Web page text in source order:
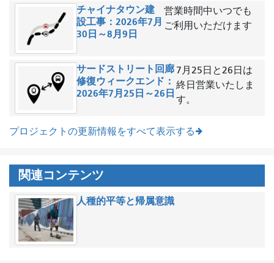
チャイナタウン建
設工事：2026年7月
30日～8月9日
営業時間中いつでも
ご利用いただけます
サードストリート回廊
修復ウィークエンド：
2026年7月25日～26日
7月25日と26日は
終日営業いたしま
す。
プロジェクトの更新情報をすべて表示する
関連コンテンツ
人種的平等と帰属意識